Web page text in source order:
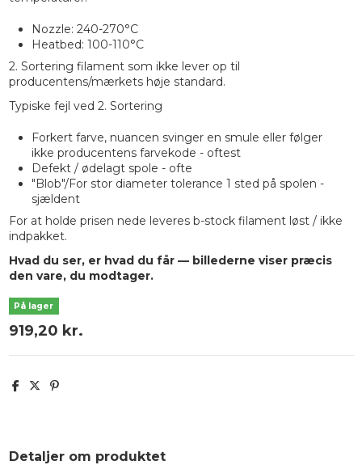
Nozzle: 240-270°C
Heatbed: 100-110°C
2. Sortering filament som ikke lever op til
producentens/mærkets høje standard.
Typiske fejl ved 2. Sortering
Forkert farve, nuancen svinger en smule eller følger
ikke producentens farvekode - oftest
Defekt / ødelagt spole - ofte
"Blob"/For stor diameter tolerance 1 sted på spolen -
sjældent
For at holde prisen nede leveres b-stock filament løst / ikke
indpakket.
Hvad du ser, er hvad du får — billederne viser præcis
den vare, du modtager.
På lager
919,20 kr.
Detaljer om produktet